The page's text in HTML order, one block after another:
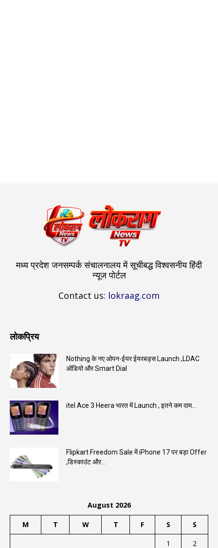
मध्य प्रदेश जनसम्पर्क संचालनालय में सूचीबद्ध विश्वसनीय हिंदी
न्यूज पोर्टल
Contact us: lokraag.com
लोकप्रिय
Nothing के नए ओपन-ईयर ईयरबड्स Launch ,LDAC
ऑडियो और Smart Dial
itel Ace 3 Heera भारत में Launch , इतने कम दाम...
Flipkart Freedom Sale में iPhone 17 पर बड़ा Offer
,डिस्काउंट और...
August 2026
M T W T F S S
1 2